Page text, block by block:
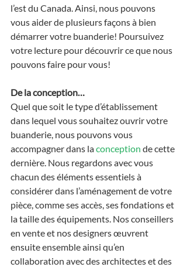
l’est du Canada. Ainsi, nous pouvons
vous aider de plusieurs façons à bien
démarrer votre buanderie! Poursuivez
votre lecture pour découvrir ce que nous
pouvons faire pour vous!
De la conception…
Quel que soit le type d’établissement
dans lequel vous souhaitez ouvrir votre
buanderie, nous pouvons vous
accompagner dans la conception de cette
dernière. Nous regardons avec vous
chacun des éléments essentiels à
considérer dans l’aménagement de votre
pièce, comme ses accès, ses fondations et
la taille des équipements. Nos conseillers
en vente et nos designers œuvrent
ensuite ensemble ainsi qu’en
collaboration avec des architectes et des